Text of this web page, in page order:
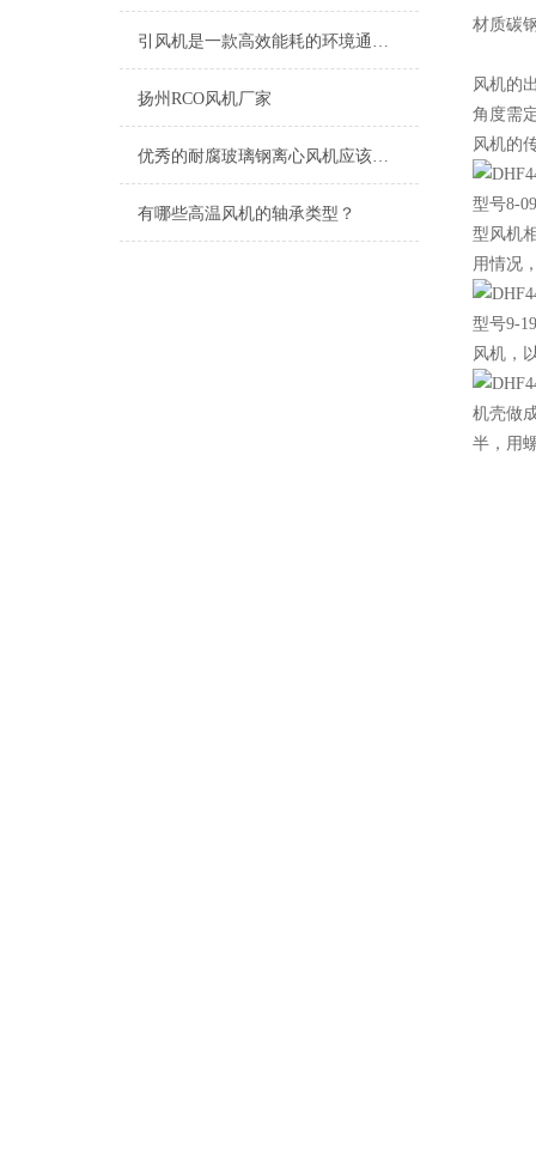
引风机是一款高效能耗的环境通风设备
扬州RCO风机厂家
优秀的耐腐玻璃钢离心风机应该具备以下特点
有哪些高温风机的轴承类型？
材质碳
风机的
角度需
风机的
型号8-
型风机
用情况
型号9-
风机，
机壳做
半，用